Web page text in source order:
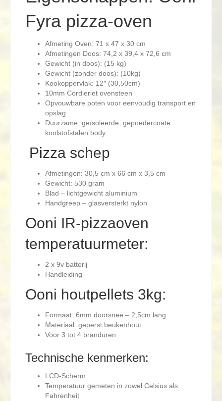
Fyra pizza-oven
Afmeting Oven: 71 x 47 x 30 cm
Afmetingen Doos: 74,2 x 39,4 x 72,6 cm
Gewicht (in doos): (15 kg)
Gewicht (zonder doos): (10kg)
Kookoppervlak: 12″ (30,50cm)
10mm Cordieriet ovensteen
Opvouwbare poten voor eenvoudig transport en
opslag
Duurzame, geïsoleerde, gepoedercoate
koolstofstalen body
Pizza schep
Afmetingen: 30,5 cm x 66 cm x 3,5 cm
Gewicht: 530 gram
Blad – lichtgewicht aluminium
Handgreep – glasversterkt nylon
Ooni IR-pizzaoven
temperatuurmeter:
2 x 9v batterij
Handleiding
Ooni houtpellets 3kg:
Formaat: 6mm doorsnee – 2,5cm lang
Materiaal: geperst beukenhout
Voor 3 tot 4 branduren
Technische kenmerken:
LCD-Scherm
Temperatuur gemeten in zowel Celsius als
Fahrenheit